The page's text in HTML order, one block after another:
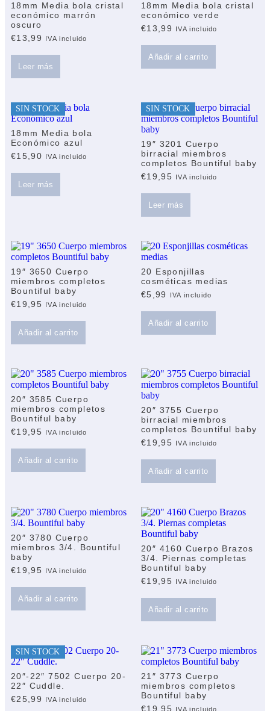
18mm Media bola cristal
económico marrón
oscuro
€13,99 IVA incluido
Leer más
18mm Media bola cristal
económico verde
€13,99 IVA incluido
Añadir al carrito
SIN STOCK
18mm Media bola
Económico azul
€15,90 IVA incluido
Leer más
SIN STOCK
19″ 3201 Cuerpo
birracial miembros
completos Bountiful baby
€19,95 IVA incluido
Leer más
19″ 3650 Cuerpo
miembros completos
Bountiful baby
€19,95 IVA incluido
Añadir al carrito
20 Esponjillas
cosméticas medias
€5,99 IVA incluido
Añadir al carrito
20″ 3585 Cuerpo
miembros completos
Bountiful baby
€19,95 IVA incluido
Añadir al carrito
20″ 3755 Cuerpo
birracial miembros
completos Bountiful baby
€19,95 IVA incluido
Añadir al carrito
20″ 3780 Cuerpo
miembros 3/4. Bountiful
baby
€19,95 IVA incluido
Añadir al carrito
20″ 4160 Cuerpo Brazos
3/4. Piernas completas
Bountiful baby
€19,95 IVA incluido
Añadir al carrito
SIN STOCK
20″-22″ 7502 Cuerpo 20-
22″ Cuddle.
€25,99 IVA incluido
21″ 3773 Cuerpo
miembros completos
Bountiful baby
€19,95 IVA incluido